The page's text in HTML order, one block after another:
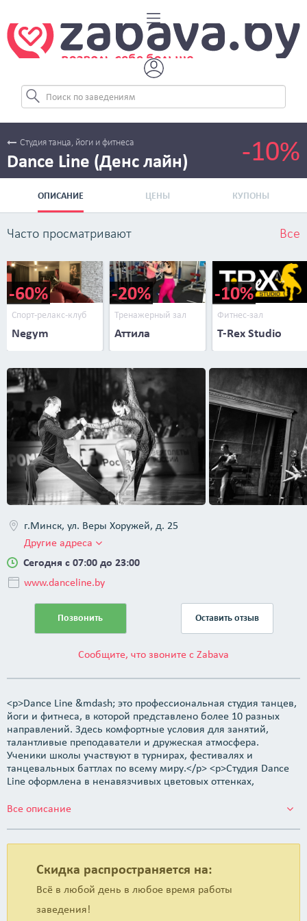
Студия танца, йоги и фитнеса
Dance Line (Денс лайн) -10%
ОПИСАНИЕ ЦЕНЫ КУПОНЫ
Часто просматривают Все
-60%
Спорт-релакс-клуб
Negym
-20%
Тренажерный зал
Аттила
-10%
Фитнес-зал
T-Rex Studio
Скидка распространяется на:
Всё в любой день в любое время работы
заведения!
г.Минск, ул. Веры Хоружей, д. 25
Другие адреса
Сегодня с 07:00 до 23:00
www.danceline.by
Позвонить Оставить отзыв
Сообщите, что звоните с Zabava
<p>Dance Line &mdash; это профессиональная студия танцев,
йоги и фитнеса, в которой представлено более 10 разных
направлений. Здесь комфортные условия для занятий,
талантливые преподаватели и дружеская атмосфера.
Ученики школы участвуют в турнирах, фестивалях и
танцевальных баттлах по всему миру.</p> <p>Студия Dance
Line оформлена в ненавязчивых цветовых оттенках,
просторный и светлый, установлены большие зеркала и
окна с живописным видом, высокие потолки &mdash; все это
дарит ощущение гармонии, легкости и воздушности. Здесь
работают практикующие танцоры с профильным
образованием, профессиональные спортсмены, чемпионы и
мастера спорта. Это талантливые педагоги, которые умеют
находить подход к любому ученику.</p> <p><strong>В студии
Все описание